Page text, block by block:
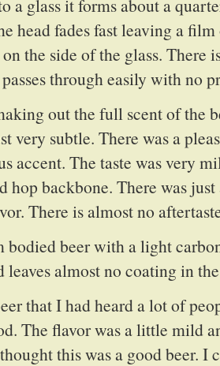
a glass it forms about a
head fades fast leaving a
the side of the glass. There
through easily with no
out the full scent of the
very subtle. There was a
accent. The taste was very
hop backbone. There was
There is almost no
bodied beer with a light
leaves almost no coating in
that I had heard a lot of
The flavor was a little mild
this was a good beer. I